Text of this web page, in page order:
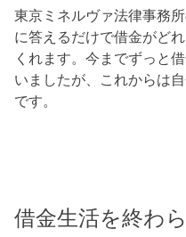
東京ミネルヴァ法律事務
に答えるだけで借金がど
くれます。今までずっと
いましたが、これからは
です。
借金生活を終わ